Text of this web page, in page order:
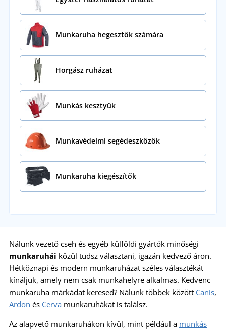
Munkaruha hegesztők számára
Horgász ruházat
Munkás kesztyűk
Munkavédelmi segédeszközök
Munkaruha kiegészítők
Nálunk vezető cseh és egyéb külföldi gyártók minőségi
munkaruhái közül tudsz választani, igazán kedvező áron.
Hétköznapi és modern munkaruházat széles választékát
kínáljuk, amely nem csak munkahelyre alkalmas. Kedvenc
munkaruha márkádat keresed? Nálunk többek között Canis,
Ardon és Cerva munkaruhákat is találsz.
Az alapvető munkaruhákon kívül, mint például a munkás